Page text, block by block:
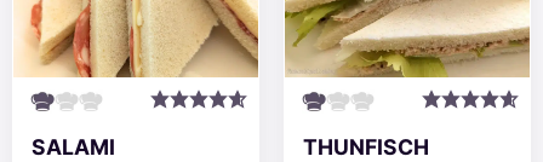
SALAMI
THUNFISCH